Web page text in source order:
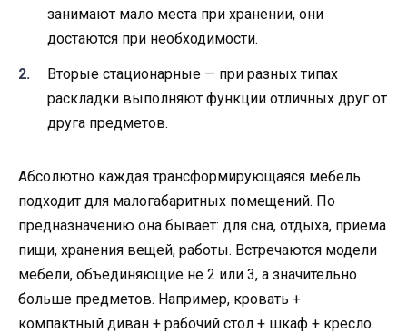
занимают мало места при хранении, они
достаются при необходимости.
Вторые стационарные — при разных типах
раскладки выполняют функции отличных друг от
друга предметов.
Абсолютно каждая трансформирующаяся мебель
подходит для малогабаритных помещений. По
предназначению она бывает: для сна, отдыха, приема
пищи, хранения вещей, работы. Встречаются модели
мебели, объединяющие не 2 или 3, а значительно
больше предметов. Например, кровать +
компактный диван + рабочий стол + шкаф + кресло.